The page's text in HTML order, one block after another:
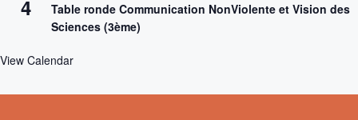
4
Table ronde Communication NonViolente et Vision des
Sciences (3ème)
View Calendar